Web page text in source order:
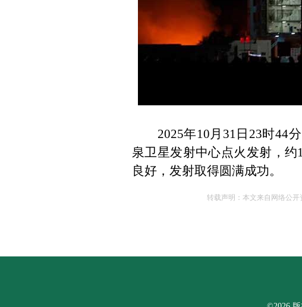
2025年10 月 31 日 23时44
泉卫星发射中心点火发射，约
良好，发射取得圆满成功。
转载声明：本文来自网络公